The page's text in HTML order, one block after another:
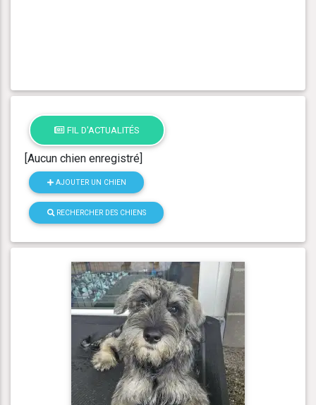
FIL D'ACTUALITÉS
[Aucun chien enregistré]
AJOUTER UN CHIEN
RECHERCHER DES CHIENS